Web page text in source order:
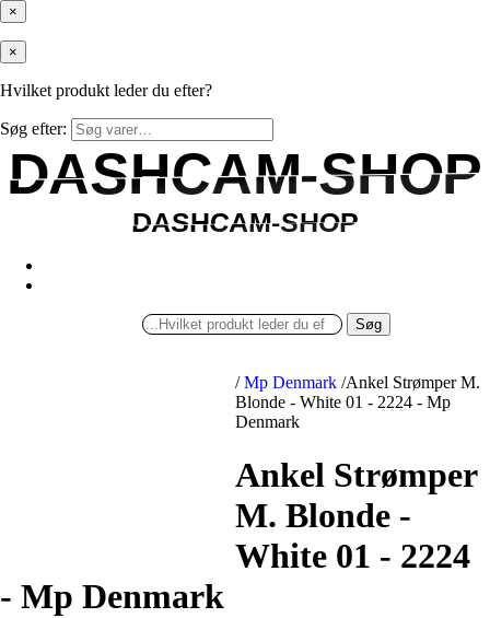
×
×
Hvilket produkt leder du efter?
Søg efter:
DASHCAM-SHOP
DASHCAM-SHOP
DASHCAM-SHOP
DASHCAM-SHOP
Søg
/ Mp Denmark /Ankel Strømper M.
Blonde - White 01 - 2224 - Mp
Denmark
Ankel Strømper
M. Blonde -
White 01 - 2224
- Mp Denmark